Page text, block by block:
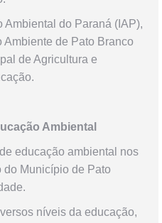
Ambiental do Paraná (IAP),
de Pato Branco
de Agricultura e
Ambiental
educação ambiental nos
Município de Pato
níveis da educação,